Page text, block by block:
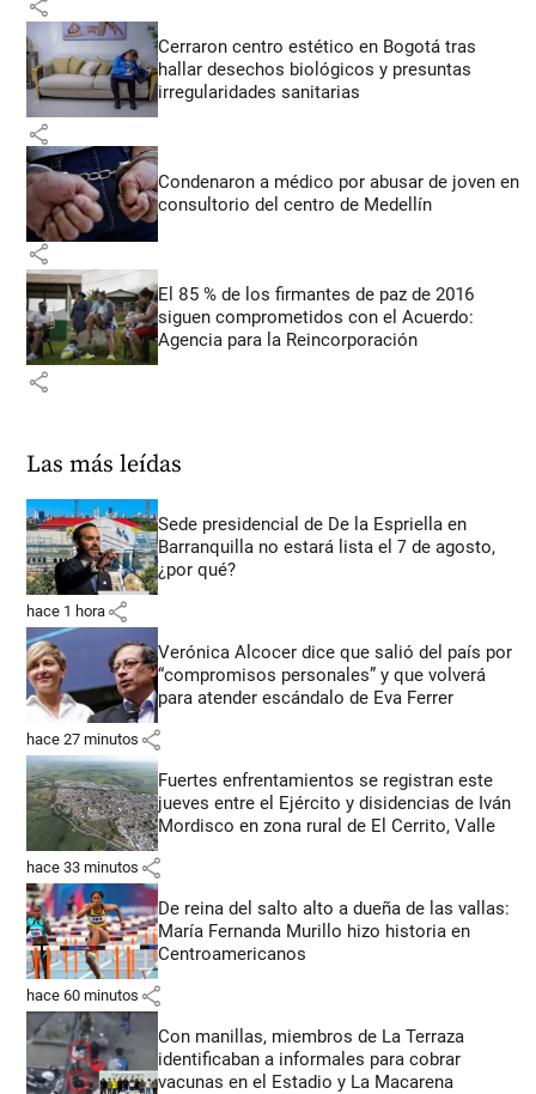
Cerraron centro estético en Bogotá tras
hallar desechos biológicos y presuntas
irregularidades sanitarias
share
Condenaron a médico por abusar de joven en
consultorio del centro de Medellín
share
El 85 % de los firmantes de paz de 2016
siguen comprometidos con el Acuerdo:
Agencia para la Reincorporación
share
Las más leídas
Sede presidencial de De la Espriella en
Barranquilla no estará lista el 7 de agosto,
¿por qué?
hace 1 hora share
Verónica Alcocer dice que salió del país por
“compromisos personales” y que volverá
para atender escándalo de Eva Ferrer
hace 27 minutos share
Fuertes enfrentamientos se registran este
jueves entre el Ejército y disidencias de Iván
Mordisco en zona rural de El Cerrito, Valle
hace 33 minutos share
De reina del salto alto a dueña de las vallas:
María Fernanda Murillo hizo historia en
Centroamericanos
hace 60 minutos share
Con manillas, miembros de La Terraza
identificaban a informales para cobrar
vacunas en el Estadio y La Macarena